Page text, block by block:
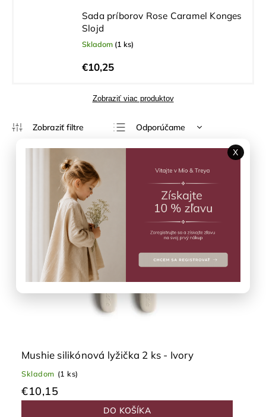
Sada príborov Rose Caramel Konges
Slojd
Skladom (1 ks)
€10,25
Zobraziť viac produktov
Odporúčame
Najlacnejšie
Najpredávanejšie
Abecedne
Mushie silikónová lyžička 2 ks - Ivory
Skladom (1 ks)
€10,15
DO KOŠÍKA
X